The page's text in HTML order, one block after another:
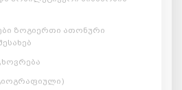
ზოგიერთი ათონური